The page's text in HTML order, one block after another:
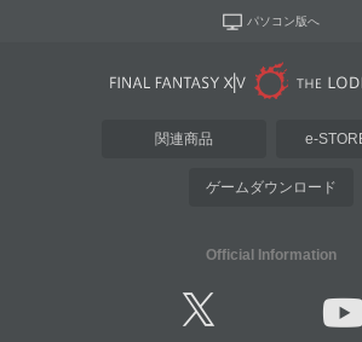
パソコン版へ
関連商品 e-
ゲームダウンロード
Official Information